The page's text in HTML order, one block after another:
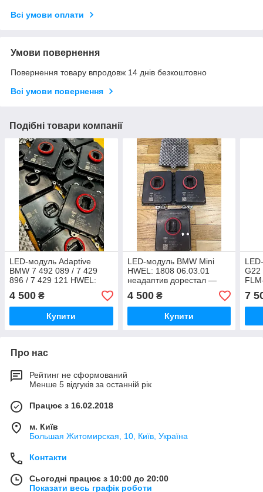
Всі умови оплати
Умови повернення
Повернення товару впродовж 14 днів безкоштовно
Всі умови повернення
Подібні товари компанії
LED-модуль Adaptive
BMW 7 492 089 / 7 429
896 / 7 429 121 HWEL:
21D8 06.03.01 FLE
4 500 ₴
Купити
LED-модуль BMW Mini
HWEL: 1808 06.03.01
неадаптив дорестал —
7429122; 7492088;
7429927
4 500₴
Купити
G22
11-
01
7
Про нас
Рейтинг не сформований
Менше 5 відгуків за останній рік
Працює з 16.02.2018
м. Київ
Большая Житомирская, 10, Київ, Україна
Контакти
Сьогодні працює з 10:00 до 20:00
Показати весь графік роботи